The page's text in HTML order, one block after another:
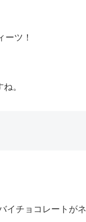
ツ！
。
イチョコレートがネ